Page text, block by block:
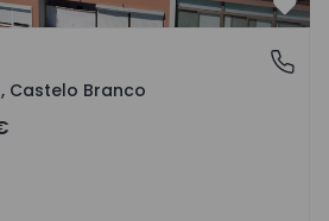
Branco
Castelo Branco